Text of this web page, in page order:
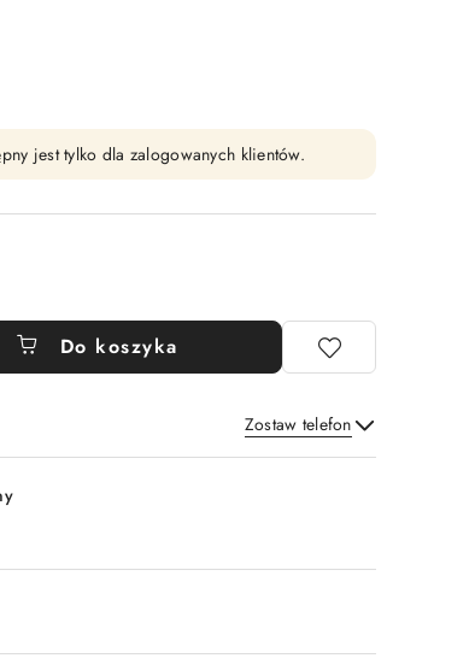
jest tylko dla zalogowanych klientów.
Do koszyka
Zostaw telefon
Wyślij